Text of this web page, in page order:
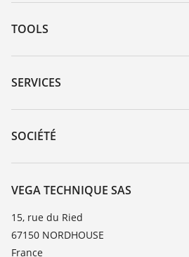
TOOLS
Téléchargements
Recherche par numéro de série
DTM Collection/PACTware
SERVICES
Retour d'appareil
Formations
TeamViewer
SOCIÉTÉ
Carrière
À propos de VEGA
Contact
News
VEGA TECHNIQUE SAS
15, rue du Ried
67150 NORDHOUSE
France